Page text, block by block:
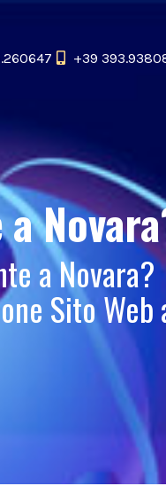
+39
a Novara
a Novara?
Sito Web